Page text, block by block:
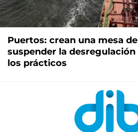
Puertos: crean una mesa
suspender la desregulación
los prácticos